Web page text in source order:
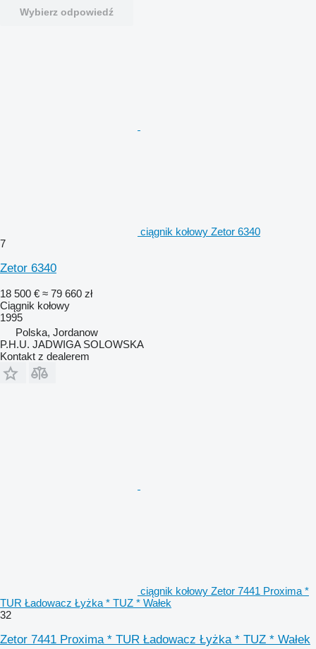
Wybierz odpowiedź
ciągnik kołowy Zetor 6340
7
Zetor 6340
18 500 € ≈ 79 660 zł
Ciągnik kołowy
1995
Polska, Jordanow
P.H.U. JADWIGA SOLOWSKA
Kontakt z dealerem
ciągnik kołowy Zetor 7441 Proxima *
TUR Ładowacz Łyżka * TUZ * Wałek
32
Zetor 7441 Proxima * TUR Ładowacz Łyżka * TUZ * Wałek